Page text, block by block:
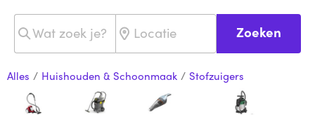
Zoeken
Alles / Huishouden & Schoonmaak / Stofzuigers